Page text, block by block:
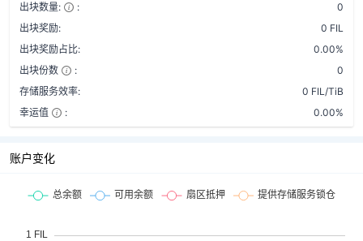
出块数量:
:
0
出块奖励:
0 FIL
出块奖励占比:
0.00%
出块份数
:
0
存储服务效率:
0 FIL/TiB
幸运值
: 0.00%
账户变化